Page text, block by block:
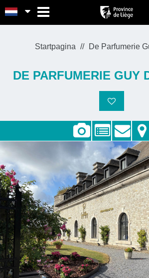
Startpagina De Parfumerie
DE PARFUMERIE GUY